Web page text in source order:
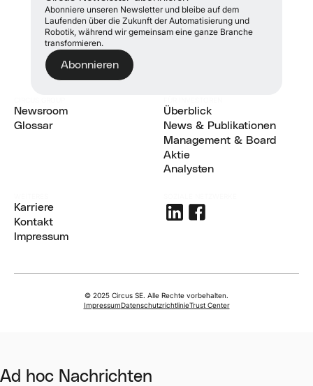
Abonniere unseren Newsletter und bleibe auf dem
Laufenden über die Zukunft der Automatisierung und
Robotik, während wir gemeinsam eine ganze Branche
transformieren.
Abonnieren
Newsroom
Aktuelle Nachrichten
Glossar
Überblick
Überblick
News & Publikationen
News & Publikationen
Management & Board
Management and Board
Aktie
Aktie
Analysten
Karriere
Karriere
Kontakt
Kontakt
Impressum
© 2025 Circus SE. Alle Rechte vorbehalten.
ImpressumDatenschutzrichtlinieTrust Center
Ad hoc Nachrichten